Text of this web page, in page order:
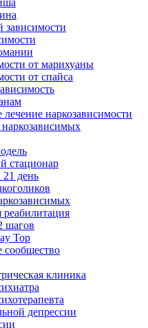
зависимости
от марихуаны
от спайса
наркозависимости
стационар
21 день
шагов
Top
сообщество
клиника
депрессии